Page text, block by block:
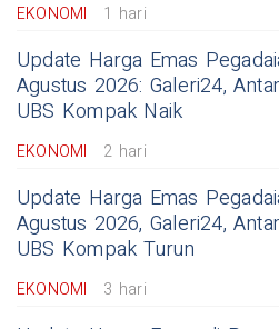
EKONOMI 1 hari
Update Harga Emas
Agustus 2026: Galeri24,
UBS Kompak Naik
EKONOMI 2 hari
Update Harga Emas
Agustus 2026, Galeri24,
UBS Kompak Turun
EKONOMI 3 hari